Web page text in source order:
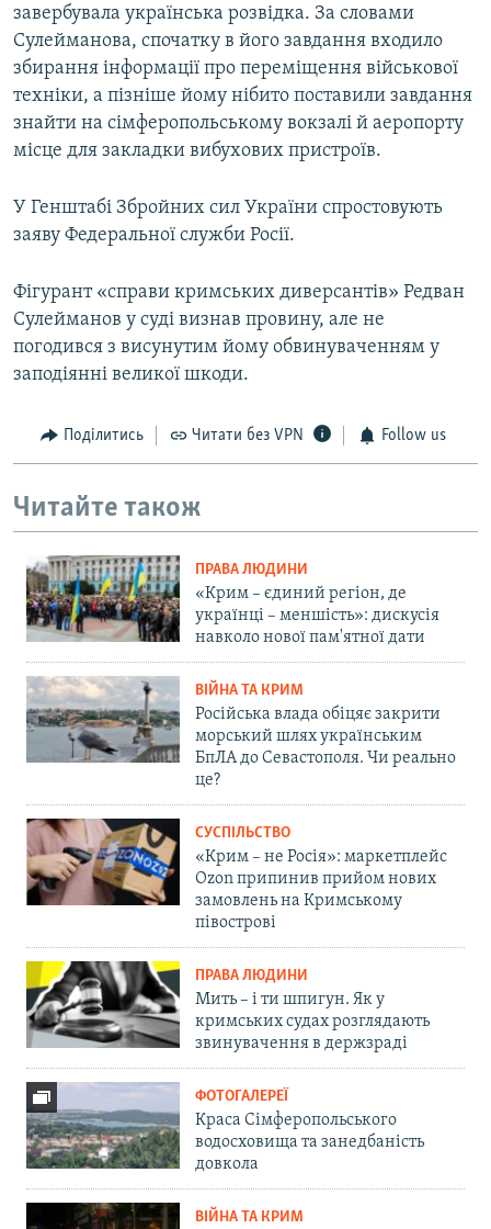
завербувала українська розвідка. За словами
Сулейманова, спочатку в його завдання входило
збирання інформації про переміщення військової
техніки, а пізніше йому нібито поставили завдання
знайти на сімферопольському вокзалі й аеропорту
місце для закладки вибухових пристроїв.
У Генштабі Збройних сил України спростовують
заяву Федеральної служби Росії.
Фігурант «справи кримських диверсантів» Редван
Сулейманов у суді визнав провину, але не
погодився з висунутим йому обвинуваченням у
заподіянні великої шкоди.
Поділитись Читати без VPN Follow us
Читайте також
ПРАВА ЛЮДИНИ
«Крим – єдиний регіон, де
українці – меншість»: дискусія
навколо нової пам'ятної дати
ВІЙНА ТА КРИМ
Російська влада обіцяє закрити
морський шлях українським
БпЛА до Севастополя. Чи реально
це?
СУСПІЛЬСТВО
«Крим – не Росія»: маркетплейс
Ozon припинив прийом нових
замовлень на Кримському
півострові
ПРАВА ЛЮДИНИ
Мить – і ти шпигун. Як у
кримських судах розглядають
звинувачення в держзраді
ФОТОГАЛЕРЕЇ
Краса Сімферопольського
водосховища та занедбаність
довкола
ВІЙНА ТА КРИМ